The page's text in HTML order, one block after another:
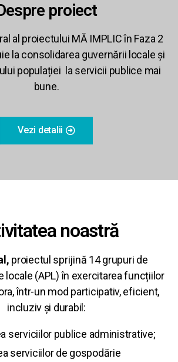
proiect
al proiectului MĂ IMPLIC în Faza 2
la consolidarea guvernării locale și
populației la servicii publice mai
bune.
Vezi detalii
noastră
proiectul sprijină 14 grupuri de
locale (APL) în exercitarea funcțiilor
într-un mod participativ, eficient,
incluziv și durabil :
serviciilor publice administrative;
serviciilor de gospodărie